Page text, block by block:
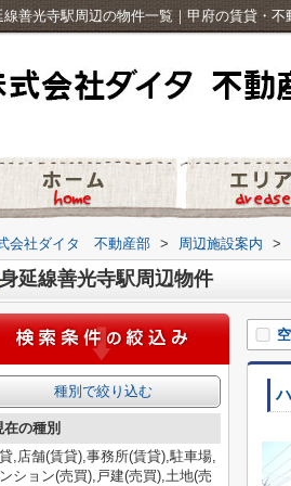
線善光寺駅周辺の物件一覧｜甲府の賃貸・
会社ダイタ 不動産部 > 周辺施設案内 >
身延線善光寺駅周辺物件
種別で絞り込む
在の種別
,店舗(賃貸),事務所(賃貸),駐車場,
ション(売買),戸建(売買),土地(売